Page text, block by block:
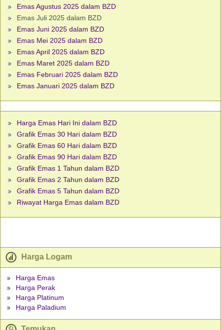
Emas Agustus 2025 dalam BZD
Emas Juli 2025 dalam BZD
Emas Juni 2025 dalam BZD
Emas Mei 2025 dalam BZD
Emas April 2025 dalam BZD
Emas Maret 2025 dalam BZD
Emas Februari 2025 dalam BZD
Emas Januari 2025 dalam BZD
Harga Emas Hari Ini dalam BZD
Grafik Emas 30 Hari dalam BZD
Grafik Emas 60 Hari dalam BZD
Grafik Emas 90 Hari dalam BZD
Grafik Emas 1 Tahun dalam BZD
Grafik Emas 2 Tahun dalam BZD
Grafik Emas 5 Tahun dalam BZD
Riwayat Harga Emas dalam BZD
Harga Logam
Harga Emas
Harga Perak
Harga Platinum
Harga Paladium